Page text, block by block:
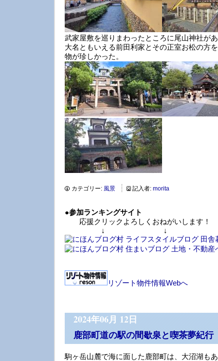
武家屋敷を巡りまわったところに尾山神社が
大名ともいえる前田利家とその正室お松の方
物が珍しかった。
カテゴリー: 風景 記入者: morita
●参加ランキングサイト
応援クリックよろしくおねがいします！
↓ ↓
リゾート物件情報Webへ
2024年06月 12日
鹿部町道の駅の間歇泉と喫茶夢紀行
駒ヶ岳山麓で海に面した鹿部町は、大沼湖も